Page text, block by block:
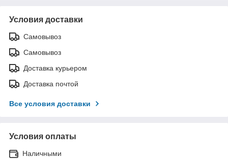
Условия доставки
Самовывоз
Самовывоз
Доставка курьером
Доставка почтой
Все условия доставки
Условия оплаты
Наличными